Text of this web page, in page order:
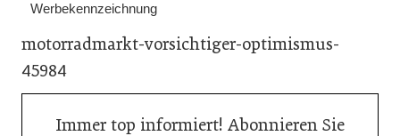
Werbekennzeichnung
motorradmarkt-vorsichtiger-optimismus-
45984
Immer top informiert! Abonnieren Sie